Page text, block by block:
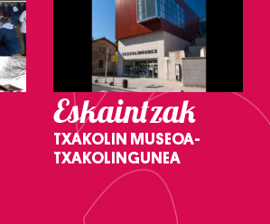
Eskaintzak
TXAKOLIN MUSEOA-
TXAKOLINGUNEA